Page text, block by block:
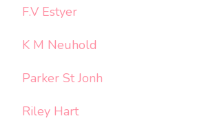
F.V Estyer
K M Neuhold
Parker St Jonh
Riley Hart